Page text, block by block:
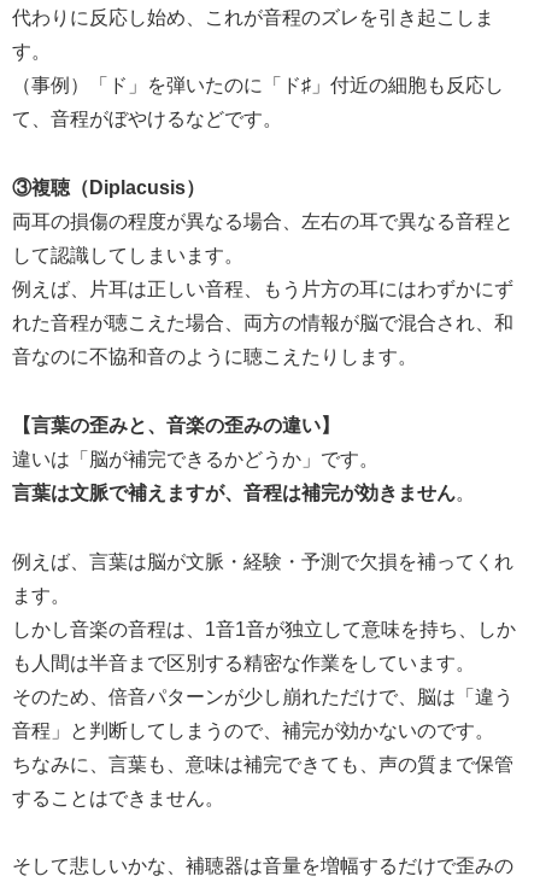
代わりに反応し始め、これが音程のズレを引き起こしま
す。
（事例）「ド」を弾いたのに「ド♯」付近の細胞も反応し
て、音程がぼやけるなどです。
③複聴（Diplacusis）
両耳の損傷の程度が異なる場合、左右の耳で異なる音程と
して認識してしまいます。
例えば、片耳は正しい音程、もう片方の耳にはわずかにず
れた音程が聴こえた場合、両方の情報が脳で混合され、和
音なのに不協和音のように聴こえたりします。
【言葉の歪みと、音楽の歪みの違い】
違いは「脳が補完できるかどうか」です。
言葉は文脈で補えますが、音程は補完が効きません。
例えば、言葉は脳が文脈・経験・予測で欠損を補ってくれ
ます。
しかし音楽の音程は、1音1音が独立して意味を持ち、しか
も人間は半音まで区別する精密な作業をしています。
そのため、倍音パターンが少し崩れただけで、脳は「違う
音程」と判断してしまうので、補完が効かないのです。
ちなみに、言葉も、意味は補完できても、声の質まで保管
することはできません。
そして悲しいかな、補聴器は音量を増幅するだけで歪みの